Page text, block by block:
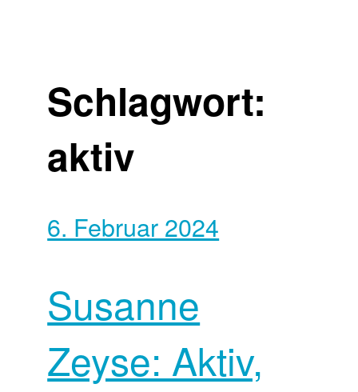
Schlagwort:
aktiv
6. Februar 2024
Susanne
Zeyse: Aktiv,